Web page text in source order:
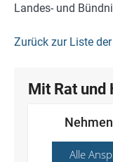
Landes- und
Zurück zur Liste
Mit Rat und
Alle